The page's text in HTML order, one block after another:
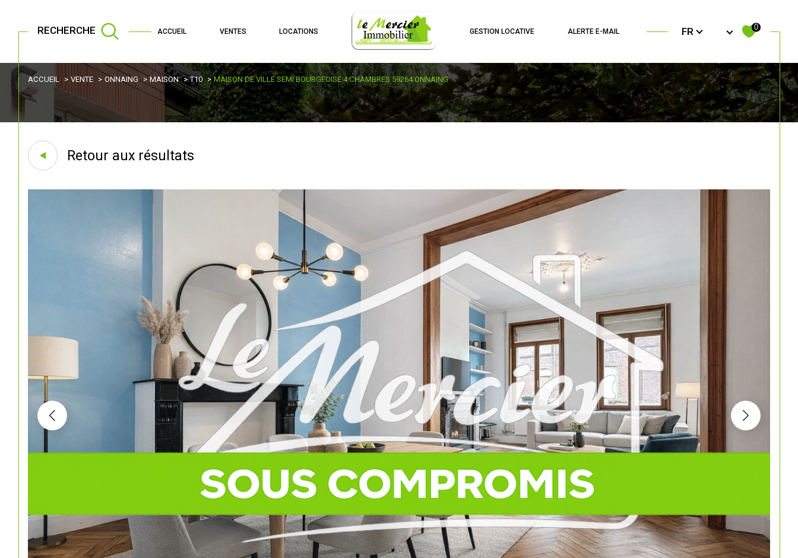
ACCUEIL VENTES LOCATIONS GESTION LOCATIVE ALERTE E-MAIL
RECHERCHE Langue
FR 0
ACCUEIL VENTE ONNAING MAISON T10 MAISON DE VILLE SEMI BOURGEOISE 4 CHAMBRES 59264 ONNAING
Retour aux résultats